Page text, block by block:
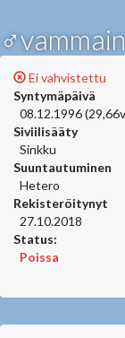
Ei vahvistettu
Syntymäpäivä
08.12.1996
Siviilisääty
Sinkku
Suuntautuminen
Hetero
Rekisteröitynyt
27.10.2018
Status:
Poissa